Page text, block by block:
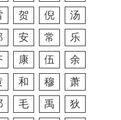
贺 倪
汤
安 常
乐
康 伍
余
和 穆
萧
毛 禹
狄